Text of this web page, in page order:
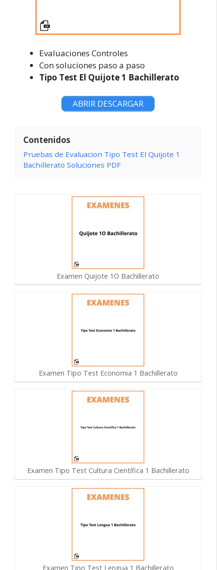
Evaluaciones Controles
Con soluciones paso a paso
Tipo Test El Quijote 1 Bachillerato
ABRIR DESCARGAR
Contenidos
Pruebas de Evaluacion Tipo Test El Quijote 1
Bachillerato Soluciones PDF
Examen Quijote 1O Bachillerato
Examen Tipo Test Economia 1 Bachillerato
Examen Tipo Test Cultura Científica 1 Bachillerato
Examen Tipo Test Lengua 1 Bachillerato